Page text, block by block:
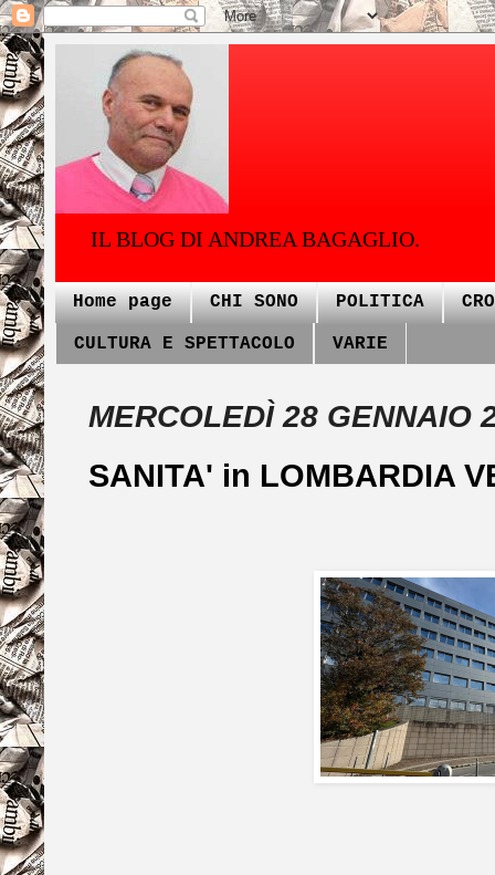
IL BLOG DI ANDREA BAGAGLIO.
Home page CHI SONO POLITICA
CULTURA E SPETTACOLO VARIE
MERCOLEDÌ 28 GENNAIO
SANITA' in LOMBARDIA